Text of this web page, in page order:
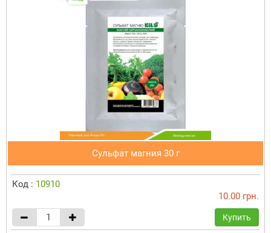
Сульфат магния 30 г
Код : 10910
10.00 грн.
Купить